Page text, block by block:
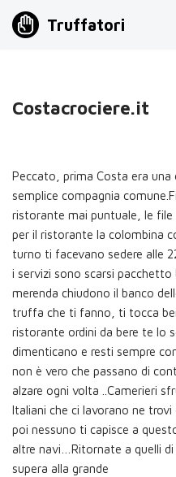
Truffatori
Costacrociere.it
Peccato, prima Costa era una
semplice compagnia
ristorante mai puntuale, le
per il ristorante la colombina
turno ti facevano sedere alle
i servizi sono scarsi
merenda chiudono il banco
truffa che ti fanno, ti tocca
ristorante ordini da bere te lo
dimenticano e resti sempre
non è vero che passano di
alzare ogni volta ..Camerieri
Italiani che ci lavorano ne
poi nessuno ti capisce a
altre navi…Ritornate a quelli
supera alla grande